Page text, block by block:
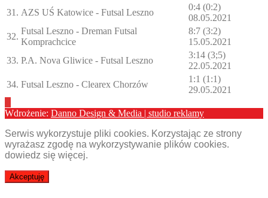
31. AZS UŚ Katowice - Futsal Leszno
0:4 (0:2)
08.05.2021
32.
Futsal Leszno - Dreman Futsal
Komprachcice
8:7 (3:2)
15.05.2021
33. P.A. Nova Gliwice - Futsal Leszno
3:14 (3;5)
22.05.2021
34. Futsal Leszno - Clearex Chorzów
1:1 (1:1)
29.05.2021
Wdrożenie: Danno Design & Media | studio reklamy
Serwis wykorzystuje pliki cookies. Korzystając ze strony
wyrażasz zgodę na wykorzystywanie plików cookies.
dowiedz się więcej.
Akceptuję